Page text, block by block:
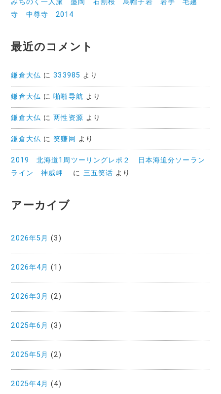
寺 中尊寺 2014
最近のコメント
鎌倉大仏 に333985 より
鎌倉大仏 に啪啪导航 より
鎌倉大仏 に两性资源 より
鎌倉大仏 に笑赚网 より
2019 北海道1周ツーリングレポ２ 日本海追分ソーラン
ライン 神威岬
に 三五笑话 より
アーカイブ
2026年5月 (3)
2026年4月 (1)
2026年3月 (2)
2025年6月 (3)
2025年5月 (2)
2025年4月 (4)